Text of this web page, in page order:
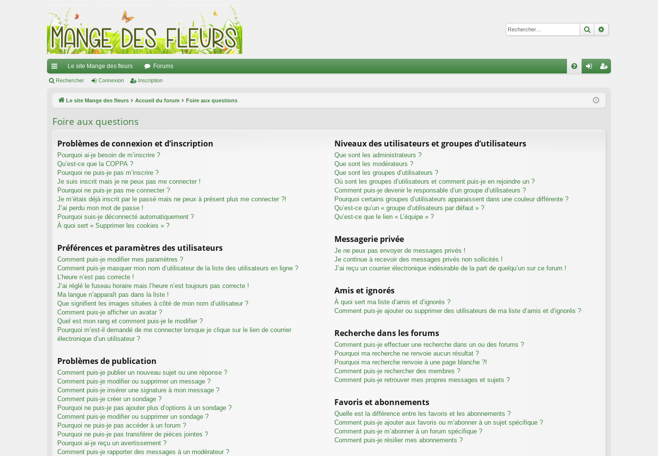
Rechercher
ac
ci
Le site Mange des fleurs Forums
cri
Rechercher Connexion Inscription
Le site Mange des fleurs Accueil du forum Foire aux questions
Foire aux questions
Problèmes de connexion et d’inscription
Pourquoi ai-je besoin de m’inscrire ?
Qu’est-ce que la COPPA ?
Pourquoi ne puis-je pas m’inscrire ?
Je suis inscrit mais je ne peux pas me connecter !
Pourquoi ne puis-je pas me connecter ?
Je m’étais déjà inscrit par le passé mais ne peux à présent plus me connecter ?!
J’ai perdu mon mot de passe !
Pourquoi suis-je déconnecté automatiquement ?
À quoi sert « Supprimer les cookies » ?
Préférences et paramètres des utilisateurs
Comment puis-je modifier mes paramètres ?
Comment puis-je masquer mon nom d’utilisateur de la liste des utilisateurs en ligne ?
L’heure n’est pas correcte !
J’ai réglé le fuseau horaire mais l’heure n’est toujours pas correcte !
Ma langue n’apparaît pas dans la liste !
Que signifient les images situées à côté de mon nom d’utilisateur ?
Comment puis-je afficher un avatar ?
Quel est mon rang et comment puis-je le modifier ?
Pourquoi m’est-il demandé de me connecter lorsque je clique sur le lien de courrier
électronique d’un utilisateur ?
Problèmes de publication
Comment puis-je publier un nouveau sujet ou une réponse ?
Comment puis-je modifier ou supprimer un message ?
Comment puis-je insérer une signature à mon message ?
Comment puis-je créer un sondage ?
Pourquoi ne puis-je pas ajouter plus d’options à un sondage ?
Comment puis-je modifier ou supprimer un sondage ?
Pourquoi ne puis-je pas accéder à un forum ?
Pourquoi ne puis-je pas transférer de pièces jointes ?
Pourquoi ai-je reçu un avertissement ?
Comment puis-je rapporter des messages à un modérateur ?
Niveaux des utilisateurs et groupes d’utilisateurs
Que sont les administrateurs ?
Que sont les modérateurs ?
Que sont les groupes d’utilisateurs ?
Où sont les groupes d’utilisateurs et comment puis-je en rejoindre un ?
Comment puis-je devenir le responsable d’un groupe d’utilisateurs ?
Pourquoi certains groupes d’utilisateurs apparaissent dans une couleur différente ?
Qu’est-ce qu’un « groupe d’utilisateurs par défaut » ?
Qu’est-ce que le lien « L’équipe » ?
Messagerie privée
Je ne peux pas envoyer de messages privés !
Je continue à recevoir des messages privés non sollicités !
J’ai reçu un courrier électronique indésirable de la part de quelqu’un sur ce forum !
Amis et ignorés
À quoi sert ma liste d’amis et d’ignorés ?
Comment puis-je ajouter ou supprimer des utilisateurs de ma liste d’amis et d’ignorés ?
Recherche dans les forums
Comment puis-je effectuer une recherche dans un ou des forums ?
Pourquoi ma recherche ne renvoie aucun résultat ?
Pourquoi ma recherche renvoie à une page blanche ?!
Comment puis-je rechercher des membres ?
Comment puis-je retrouver mes propres messages et sujets ?
Favoris et abonnements
Quelle est la différence entre les favoris et les abonnements ?
Comment puis-je ajouter aux favoris ou m’abonner à un sujet spécifique ?
Comment puis-je m’abonner à un forum spécifique ?
Comment puis-je résilier mes abonnements ?